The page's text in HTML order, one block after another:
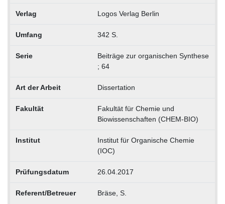
Verlag Logos Verlag Berlin
Umfang 342 S.
Serie
Beiträge zur organischen Synthese
; 64
Art der Arbeit Dissertation
Fakultät
Fakultät für Chemie und
Biowissenschaften (CHEM-BIO)
Institut
Institut für Organische Chemie
(IOC)
Prüfungsdatum 26.04.2017
Referent/Betreuer Bräse, S.